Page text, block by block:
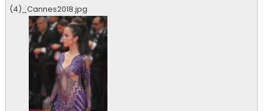
(4)_Cannes2018.jpg